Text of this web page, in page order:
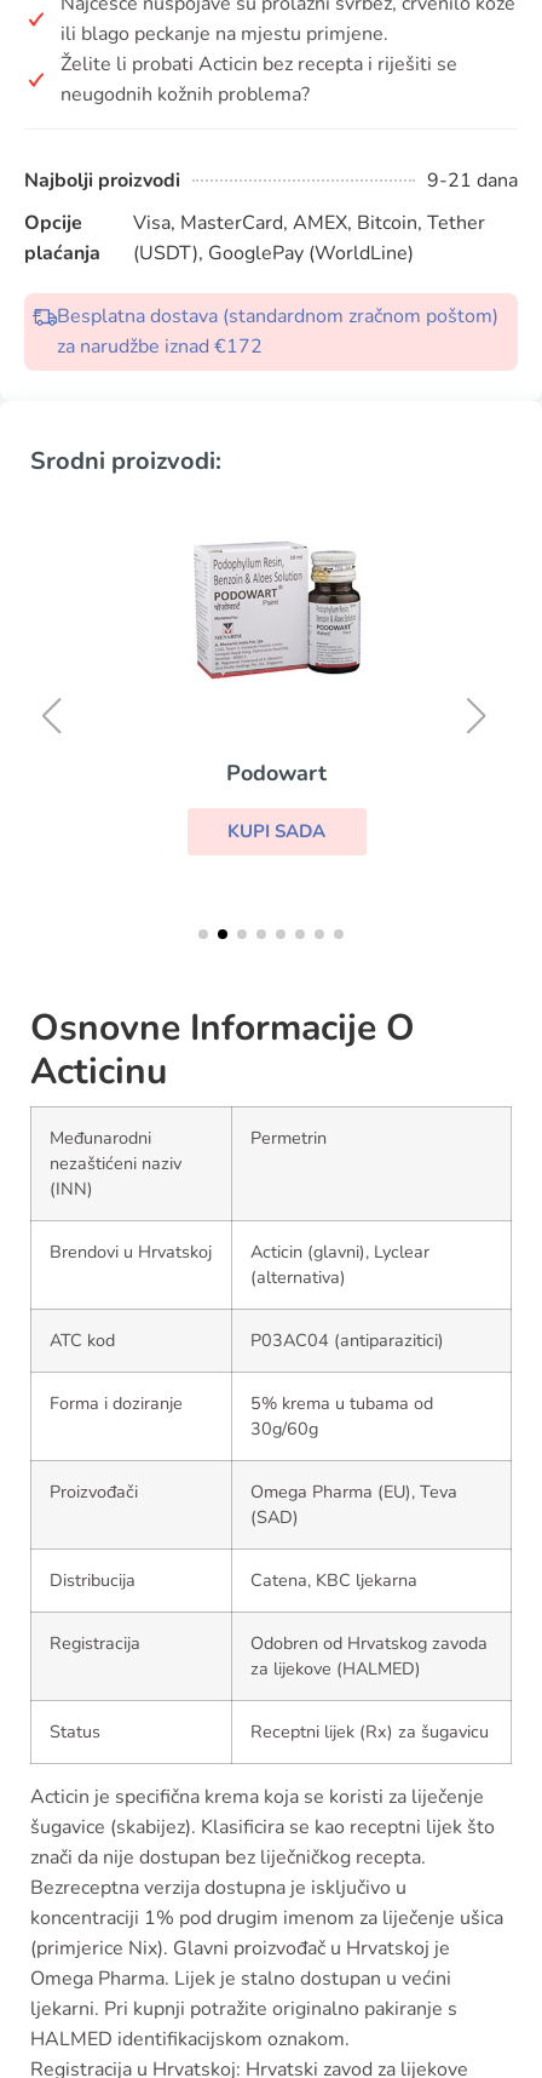
ili blago peckanje na mjestu primjene.
Želite li probati Acticin bez recepta i riješiti se
neugodnih kožnih problema?
Najbolji proizvodi
9-21 dana
Opcije
plaćanja
Visa, MasterCard, AMEX, Bitcoin, Tether
(USDT), GooglePay (WorldLine)
Besplatna dostava (standardnom zračnom poštom)
za narudžbe iznad €172
Srodni proizvodi:
Podowart
KUPI SADA
Osnovne Informacije O
Acticinu
Međunarodni
nezaštićeni naziv
(INN)
Permetrin
Brendovi u Hrvatskoj
Acticin (glavni), Lyclear
(alternativa)
ATC kod P03AC04 (antiparazitici)
Forma i doziranje
5% krema u tubama od
30g/60g
Proizvođači
Omega Pharma (EU), Teva
(SAD)
Distribucija Catena, KBC ljekarna
Registracija
Odobren od Hrvatskog zavoda
za lijekove (HALMED)
Status Receptni lijek (Rx) za šugavicu
Acticin je specifična krema koja se koristi za liječenje
šugavice (skabijez). Klasificira se kao receptni lijek što
znači da nije dostupan bez liječničkog recepta.
Bezreceptna verzija dostupna je isključivo u
koncentraciji 1% pod drugim imenom za liječenje ušica
(primjerice Nix). Glavni proizvođač u Hrvatskoj je
Omega Pharma. Lijek je stalno dostupan u većini
ljekarni. Pri kupnji potražite originalno pakiranje s
HALMED identifikacijskom oznakom.
Registracija u Hrvatskoj: Hrvatski zavod za lijekove